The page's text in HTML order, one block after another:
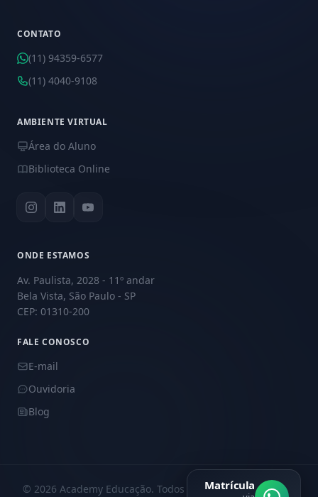
CONTATO
(11) 94359-6577
(11) 4040-9108
AMBIENTE VIRTUAL
Área do Aluno
Biblioteca Online
ONDE ESTAMOS
Av. Paulista, 2028 - 11º andar
Bela Vista, São Paulo - SP
CEP: 01310-200
FALE CONOSCO
E-mail
Ouvidoria
Blog
© 2026 Academy Educação. Todos os direitos reservados.
Matrícula